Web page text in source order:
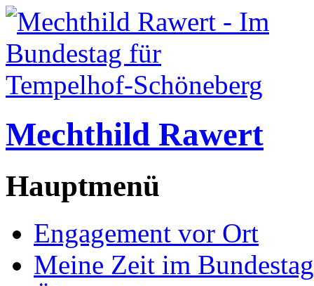
Mechthild Rawert
Hauptmenü
Engagement vor Ort
Meine Zeit im Bundestag